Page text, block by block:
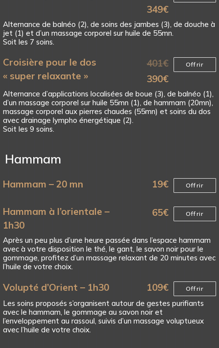
349€
Alternance de balnéo (2), de soins des jambes (3), de douche à
jet (1) et d’un massage corporel sur huile de 55mn.
Soit les 7 soins.
Croisière pour le dos
« super relaxante »
401€
390€
Offrir
Alternance d’applications localisées de boue (3), de balnéo (1),
d’un massage corporel sur huile 55mn (1), de hammam (20mn),
massage corporel aux pierres chaudes (55mn) et soins du dos
avec drainage lympho énergétique (2).
Soit les 9 soins.
Hammam
Hammam – 20 mn 19€ Offrir
Hammam à l’orientale –
1h30
65€ Offrir
Après un peu plus d’une heure passée dans l’espace hammam
avec à votre disposition le thé, le gant, le savon noir pour le
gommage, profitez d’un massage relaxant de 20 minutes avec
l’huile de votre choix.
Volupté d’Orient – 1h30 109€ Offrir
Les soins proposés s’organisent autour de gestes purifiants
avec le hammam, le gommage au savon noir et
l’enveloppement au rassoul, suivis d’un massage voluptueux
avec l’huile de votre choix.